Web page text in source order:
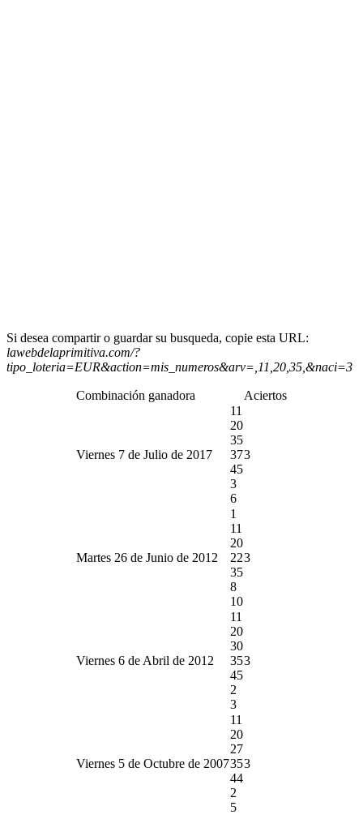
Si desea compartir o guardar su busqueda, copie esta URL:
lawebdelaprimitiva.com/?
tipo_loteria=EUR&action=mis_numeros&arv=,11,20,35,&naci=3
Combinación ganadora Aciertos
Viernes 7 de Julio de 2017
11
20
35
37
45
3
6
3
Martes 26 de Junio de 2012
1
11
20
22
35
8
10
3
Viernes 6 de Abril de 2012
11
20
30
35
45
2
3
3
Viernes 5 de Octubre de 2007
11
20
27
35
44
2
5
3